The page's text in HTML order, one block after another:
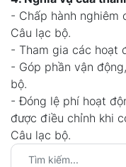
- Chấp hành nghiêm
Câu lạc bộ.
- Tham gia các hoạt
- Góp phần vận
bộ.
- Đóng lệ phí hoạt
được điều chỉnh khi
Câu lạc bộ.